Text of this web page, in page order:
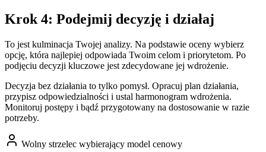
Krok 4: Podejmij decyzję i działaj
To jest kulminacja Twojej analizy. Na podstawie oceny wybierz
opcję, która najlepiej odpowiada Twoim celom i priorytetom. Po
podjęciu decyzji kluczowe jest zdecydowane jej wdrożenie.
Decyzja bez działania to tylko pomysł. Opracuj plan działania,
przypisz odpowiedzialności i ustal harmonogram wdrożenia.
Monitoruj postępy i bądź przygotowany na dostosowanie w razie
potrzeby.
Wolny strzelec wybierający model cenowy